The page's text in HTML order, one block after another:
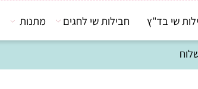
בד"ץ חבילות שי לחגים מתנות